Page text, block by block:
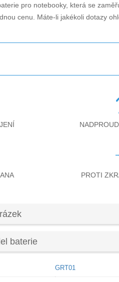
pro notebooky, která se
cenu. Máte-li jakékoli dotazy
PROTI
baterie
GRT01